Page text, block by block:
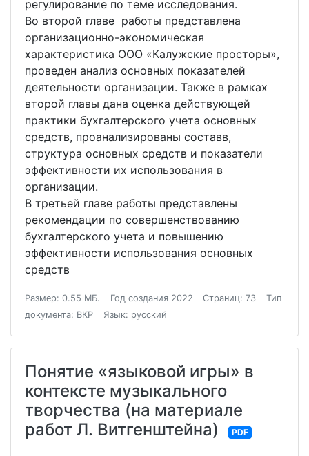
регулирование по теме исследования.
Во второй главе работы представлена
организационно-экономическая
характеристика ООО «Калужские просторы»,
проведен анализ основных показателей
деятельности организации. Также в рамках
второй главы дана оценка действующей
практики бухгалтерского учета основных
средств, проанализированы составв,
структура основных средств и показатели
эффективности их использования в
организации.
В третьей главе работы представлены
рекомендации по совершенствованию
бухгалтерского учета и повышению
эффективности использования основных
средств
Размер: 0.55 МБ. Год создания 2022 Страниц: 73
Тип
документа: ВКР
Язык: русский
Понятие «языковой игры» в
контексте музыкального
творчества (на материале
работ Л. Витгенштейна)
PDF